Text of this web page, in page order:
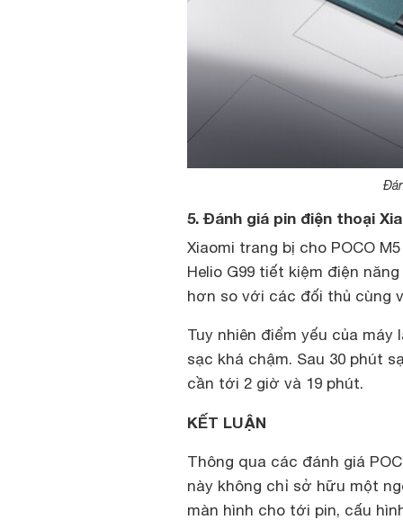
5. Đánh giá pin điện thoại
Xiaomi trang bị cho POCO
Helio G99 tiết kiệm điện
hơn so với các đối thủ cùng
Tuy nhiên điểm yếu của
sạc khá chậm. Sau 30 phút
cần tới 2 giờ và 19 phút.
KẾT LUẬN
Thông qua các đánh giá
này không chỉ sở hữu một
màn hình cho tới pin, cấu